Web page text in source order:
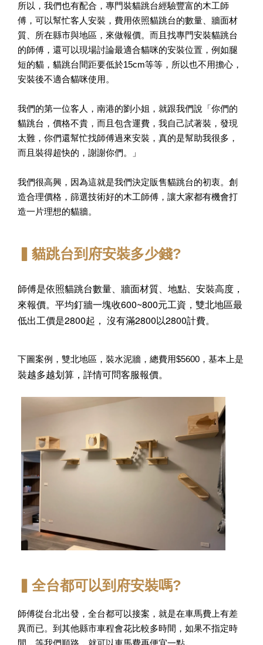
所以，我們也有配合，專門裝貓跳台經驗豐富的木工師
傅，可以幫忙客人安裝，費用依照貓跳台的數量、牆面材
質、所在縣市與地區，來做報價。而且找專門安裝貓跳台
的師傅，還可以現場討論最適合貓咪的安裝位置，例如腿
短的貓，貓跳台間距要低於15cm等等，所以也不用擔心，
安裝後不適合貓咪使用。
我們的第一位客人，南港的劉小姐，就跟我們說「你們的
貓跳台，價格不貴，而且包含運費，我自己試著裝，發現
太難，你們還幫忙找師傅過來安裝，真的是幫助我很多，
而且裝得超快的，謝謝你們。」
我們很高興，因為這就是我們決定販售貓跳台的初衷。創
造合理價格，篩選技術好的木工師傅，讓大家都有機會打
造一片理想的貓牆。
▍貓跳台到府安裝多少錢?
師傅是依照貓跳台數量、牆面材質、地點、安裝高度，
來報價。 平均釘牆一塊收600~800元工資， 雙北地區最
低出工價是2800起， 沒有滿2800以2800計費。
下圖案例，雙北地區，裝水泥牆，總費用$5600，基本上是
裝越多越划算，詳情可問客服報價。
▍全台都可以到府安裝嗎?
師傅從台北出發，全台都可以接案，就是在車馬費上有差
異而已。到其他縣市車程會花比較多時間，如果不指定時
間，等我們順路，就可以車馬費再便宜一點。